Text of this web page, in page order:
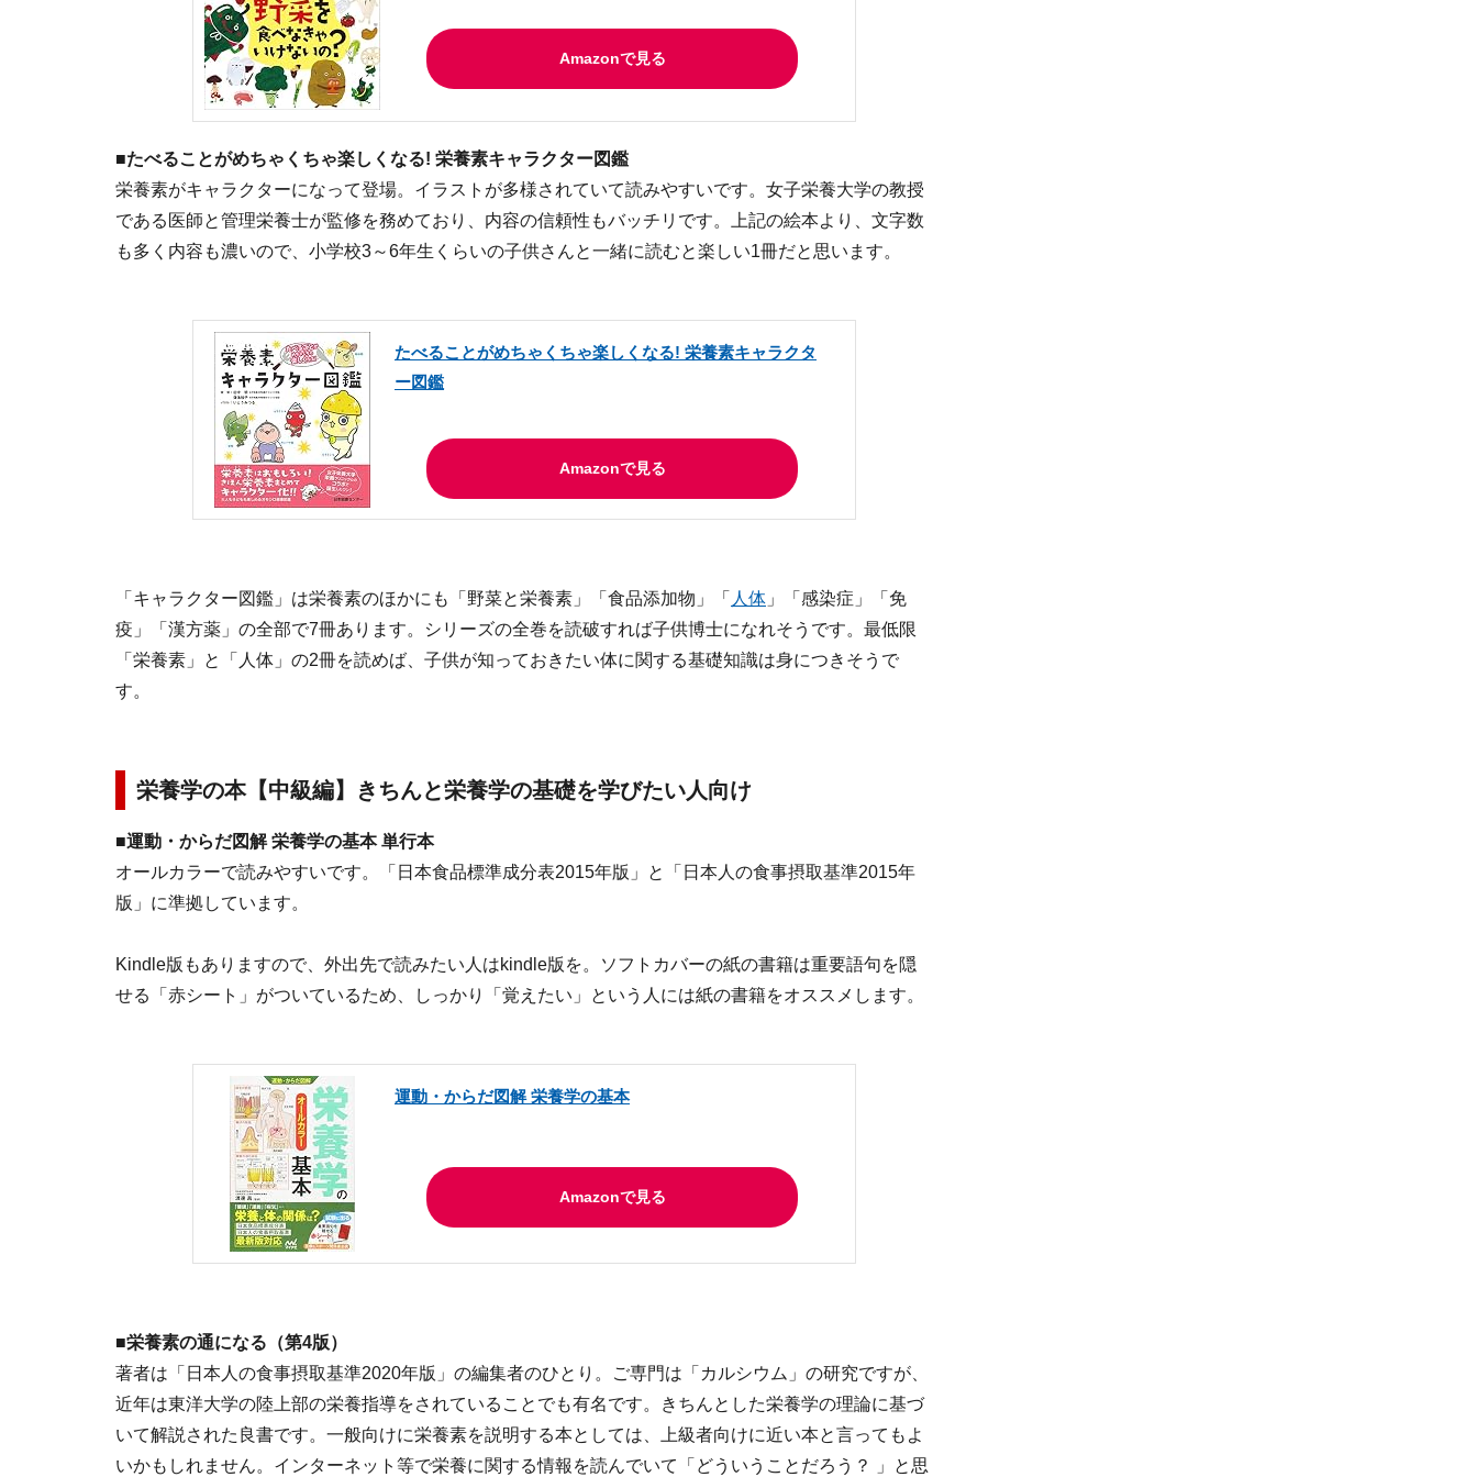
Amazonで見る
■たべることがめちゃくちゃ楽しくなる! 栄養素キャラクター図鑑
栄養素がキャラクターになって登場。イラストが多様されていて読みやすいです。女子栄養大学の教授
である医師と管理栄養士が監修を務めており、内容の信頼性もバッチリです。上記の絵本より、文字数
も多く内容も濃いので、小学校3～6年生くらいの子供さんと一緒に読むと楽しい1冊だと思います。
たべることがめちゃくちゃ楽しくなる! 栄養素キャラクタ
ー図鑑
Amazonで見る
「キャラクター図鑑」は栄養素のほかにも「野菜と栄養素」「食品添加物」「 人体 」「感染症」「免
疫」「漢方薬」の全部で7冊あります。シリーズの全巻を読破すれば子供博士になれそうです。最低限
「栄養素」と「人体」の2冊を読めば、子供が知っておきたい体に関する基礎知識は身につきそうで
す。
栄養学の本【中級編】きちんと栄養学の基礎を学びたい人向け
■運動・からだ図解 栄養学の基本 単行本
オールカラーで読みやすいです。「日本食品標準成分表2015年版」と「日本人の食事摂取基準2015年
版」に準拠しています。
Kindle版もありますので、外出先で読みたい人はkindle版を。ソフトカバーの紙の書籍は重要語句を隠
せる「赤シート」がついているため、しっかり「覚えたい」という人には紙の書籍をオススメします。
運動・からだ図解 栄養学の基本
Amazonで見る
■栄養素の通になる（第4版）
著者は「日本人の食事摂取基準2020年版」の編集者のひとり。ご専門は「カルシウム」の研究ですが、
近年は東洋大学の陸上部の栄養指導をされていることでも有名です。きちんとした栄養学の理論に基づ
いて解説された良書です。一般向けに栄養素を説明する本としては、上級者向けに近い本と言ってもよ
いかもしれません。インターネット等で栄養に関する情報を読んでいて「どういうことだろう？ 」と思